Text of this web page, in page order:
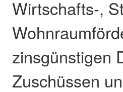
Wirtschafts-,
zinsgünstigen
Zuschüssen